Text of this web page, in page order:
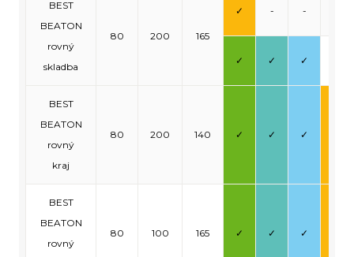
BEST
BEATON
rovný
skladba
80 200 165
✓ - -
✓ ✓ ✓
BEST
BEATON
rovný
kraj
80 200 140 ✓ ✓ ✓
BEST
BEATON
rovný
80 100 165 ✓ ✓ ✓